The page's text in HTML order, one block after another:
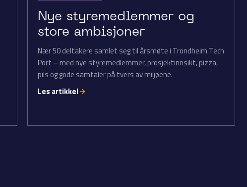
Nye styremedlemmer og
store ambisjoner
Nær 50 deltakere samlet seg til årsmøte i Trondheim Tech
Port – med nye styremedlemmer, prosjektinnsikt, pizza,
pils og gode samtaler på tvers av miljøene.
Les artikkel